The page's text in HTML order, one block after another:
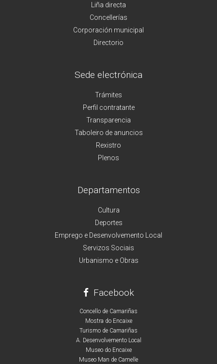
Liña directa
Concellerías
Corporación municipal
Directorio
Sede electrónica
Trámites
Perfil contratante
Transparencia
Taboleiro de anuncios
Rexistro
Plenos
Departamentos
Cultura
Deportes
Emprego e Desenvolvemento Local
Servizos Sociais
Urbanismo e Obras
Facebook
Concello de Camariñas
Mostra do Encaixe
Turismo de Camariñas
A. Desenvolvemento Local
Museo do Encaixe
Museo Man de Camelle